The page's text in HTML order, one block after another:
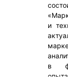
и
в